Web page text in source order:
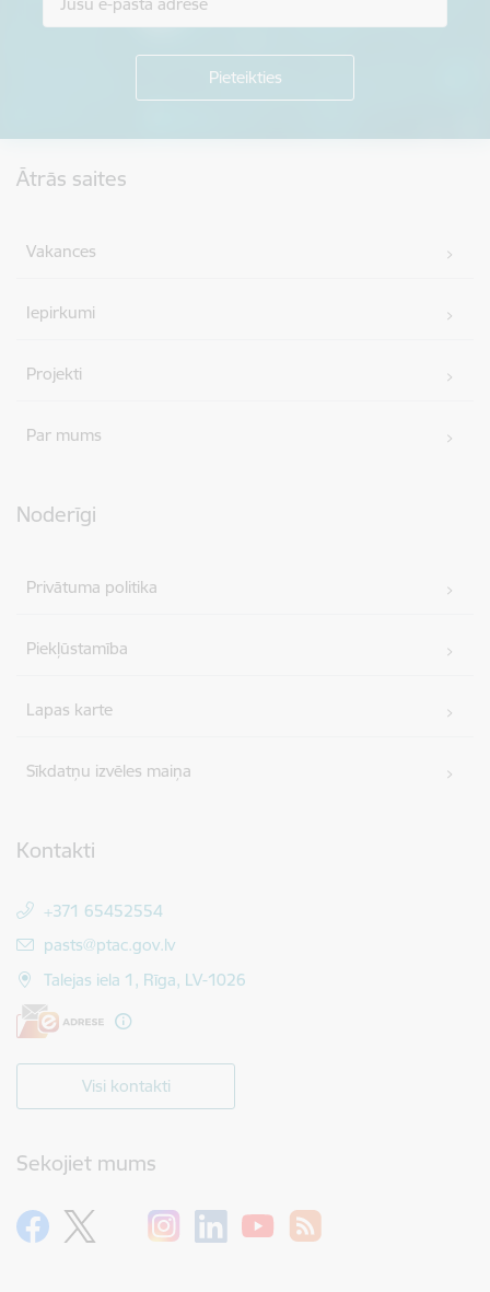
Ātrās saites
Vakances
Iepirkumi
Projekti
Par mums
Noderīgi
Privātuma politika
Piekļūstamība
Lapas karte
Sīkdatņu izvēles maiņa
Kontakti
+371 65452554
E-pasts:
pasts@ptac.gov.lv
Talejas iela 1, Rīga, LV-1026
Visi kontakti
Sekojiet mums